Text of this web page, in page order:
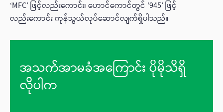
‘MFC’ ဖြင့်လည်းကောင်း၊ ဟောင်ကောင်တွင် '945’ ဖြင့်
လည်းကောင်း ကုန်သွယ်လုပ်ဆောင်လျက်ရှိပါသည်။
အသက်အာမခံအကြောင်း ပိုမိုသိရှိ
လိုပါက